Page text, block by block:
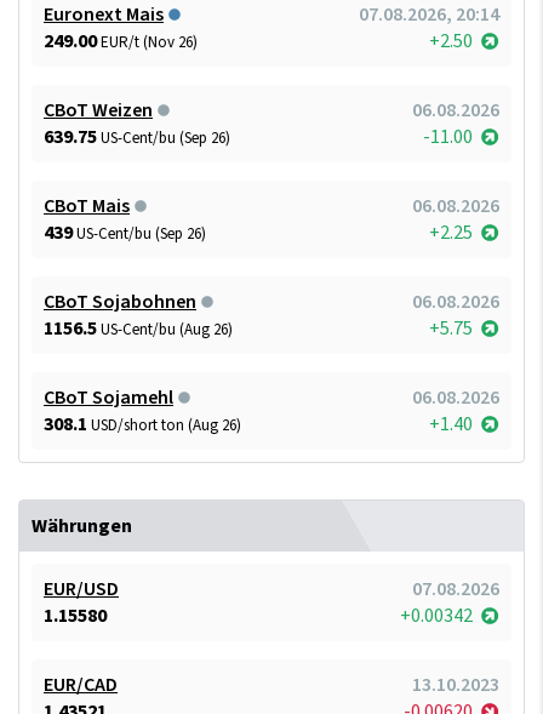
Euronext Mais
07.08.2026, 20:14
249.00EUR/t (Nov 26) +2.50
CBoT Weizen
06.08.2026
639.75US-Cent/bu (Sep 26) -11.00
CBoT Mais
06.08.2026
439US-Cent/bu (Sep 26) +2.25
CBoT Sojabohnen
06.08.2026
1156.5US-Cent/bu (Aug 26) +5.75
CBoT Sojamehl
06.08.2026
308.1 USD/short ton (Aug 26) +1.40
Währungen
EUR/USD
07.08.2026
1.15580
+0.00342
EUR/CAD
13.10.2023